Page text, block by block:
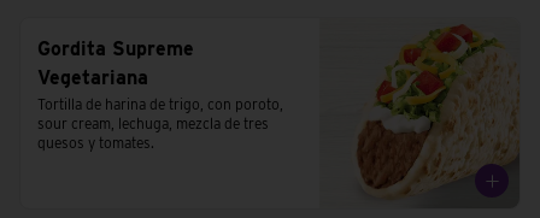
Gordita Supreme
Vegetariana
Tortilla de harina de trigo, con poroto,
sour cream, lechuga, mezcla de tres
quesos y tomates.